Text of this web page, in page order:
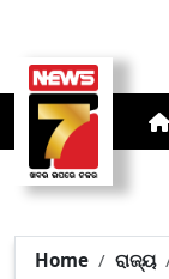
Home ରାଜ୍ୟ